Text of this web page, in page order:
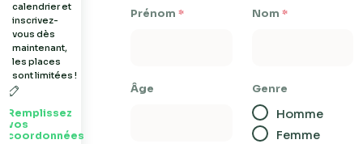
calendrier et
inscrivez-
vous dès
maintenant,
les places
sont limitées !
Remplissez
vos
coordonnées
Prénom * Nom *
Âge Genre
Homme
Femme